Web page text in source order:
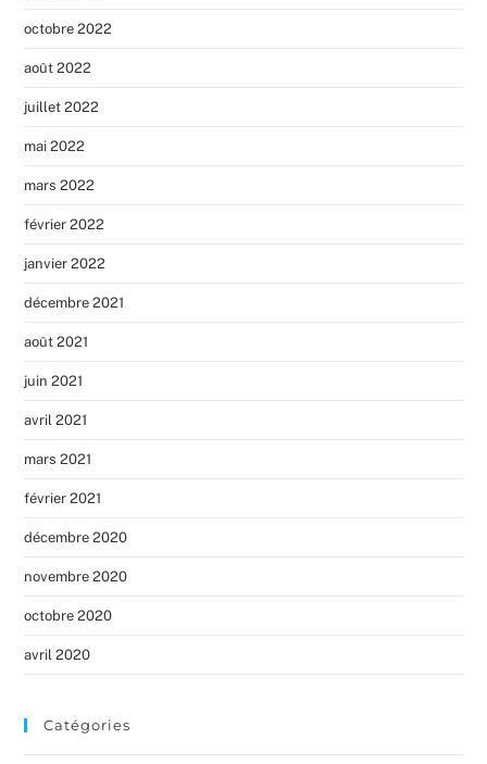
octobre 2022
août 2022
juillet 2022
mai 2022
mars 2022
février 2022
janvier 2022
décembre 2021
août 2021
juin 2021
avril 2021
mars 2021
février 2021
décembre 2020
novembre 2020
octobre 2020
avril 2020
Catégories